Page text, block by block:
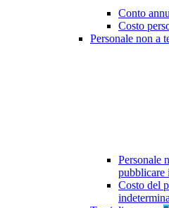
Conto
Costo
Personale non a
Personale
pubblicare
Costo del